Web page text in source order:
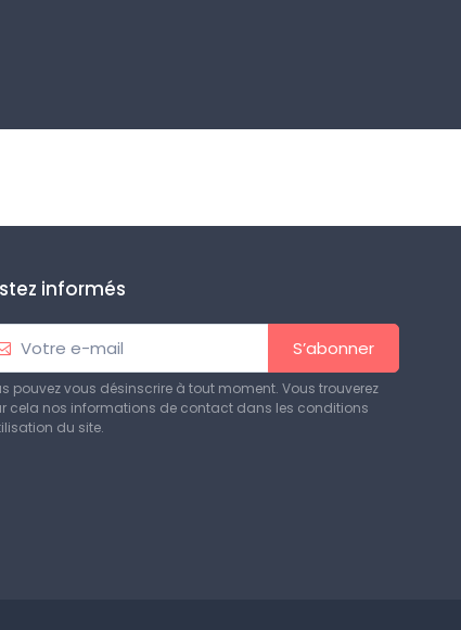
informés
S’abonner
pouvez vous désinscrire à tout moment. Vous trouverez
cela nos informations de contact dans les conditions
du site.